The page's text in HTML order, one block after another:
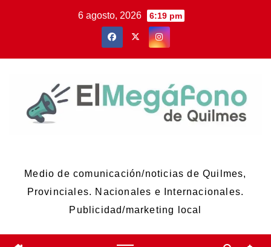
6 agosto, 2026 6:19 pm
Medio de comunicación/noticias de Quilmes,
Provinciales. Nacionales e Internacionales.
Publicidad/marketing local